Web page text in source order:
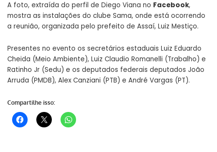
A foto, extraída do perfil de Diego Viana no Facebook,
mostra as instalações do clube Sama, onde está ocorrendo
a reunião, organizada pelo prefeito de Assaí, Luiz Mestiço.
Presentes no evento os secretários estaduais Luiz Eduardo
Cheida (Meio Ambiente), Luiz Claudio Romanelli (Trabalho) e
Ratinho Jr (Sedu) e os deputados federais deputados João
Arruda (PMDB), Alex Canziani (PTB) e André Vargas (PT).
Compartilhe isso: